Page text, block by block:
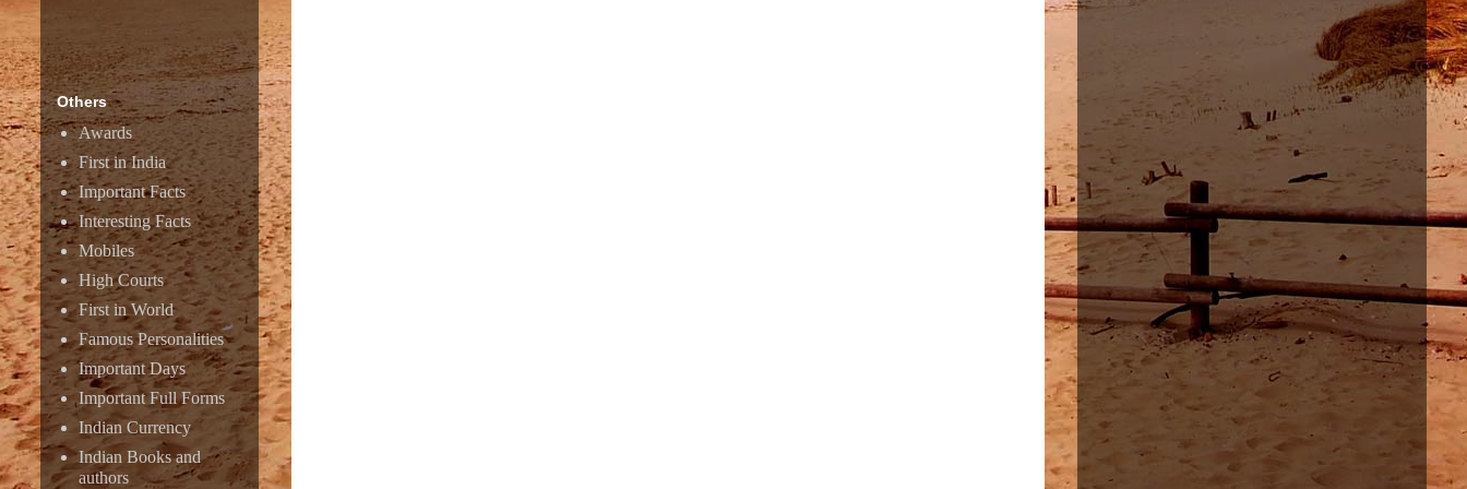
Others
Awards
First in India
Important Facts
Interesting Facts
Mobiles
High Courts
First in World
Famous Personalities
Important Days
Important Full Forms
Indian Currency
Indian Books and
authors